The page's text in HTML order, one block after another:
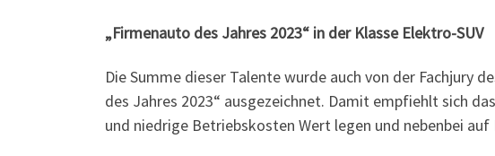
„Firmenauto des Jahres 2023“ in der Klasse Elektro-SUV
Die Summe dieser Talente wurde auch von der Fachjury
des Jahres 2023“ ausgezeichnet. Damit empfiehlt sich
und niedrige Betriebskosten Wert legen und nebenbei